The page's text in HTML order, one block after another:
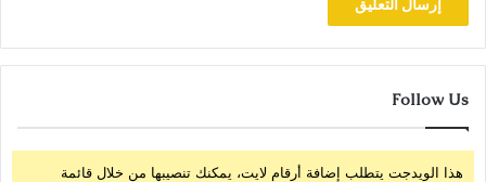
Follow Us
هذا الويدجت يتطلب إضافة أرقام لايت، يمكنك تنصيبها من خلال قائمة